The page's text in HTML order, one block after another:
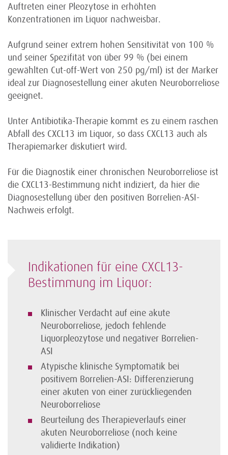
Auftreten einer Pleozytose in erhöhten
Konzentrationen im Liquor nachweisbar.
Aufgrund seiner extrem hohen Sensitivität von 100 %
und seiner Spezifität von über 99 % (bei einem
gewählten Cut-off-Wert von 250 pg/ml) ist der Marker
ideal zur Diagnosestellung einer akuten Neuroborreliose
geeignet.
Unter Antibiotika-Therapie kommt es zu einem raschen
Abfall des CXCL13 im Liquor, so dass CXCL13 auch als
Therapiemarker diskutiert wird.
Für die Diagnostik einer chronischen Neuroborreliose ist
die CXCL13-Bestimmung nicht indiziert, da hier die
Diagnosestellung über den positiven Borrelien-ASI-
Nachweis erfolgt.
Indikationen für eine CXCL13-
Bestimmung im Liquor:
Klinischer Verdacht auf eine akute
Neuroborreliose, jedoch fehlende
Liquorpleozytose und negativer Borrelien-
ASI
Atypische klinische Symptomatik bei
positivem Borrelien-ASI: Differenzierung
einer akuten von einer zurückliegenden
Neuroborreliose
Beurteilung des Therapieverlaufs einer
akuten Neuroborreliose (noch keine
validierte Indikation)